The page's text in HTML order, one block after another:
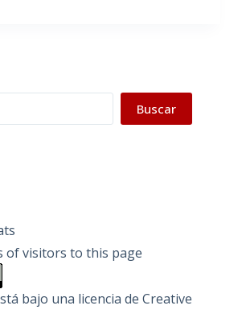
Buscar
bajo una licencia de Creative